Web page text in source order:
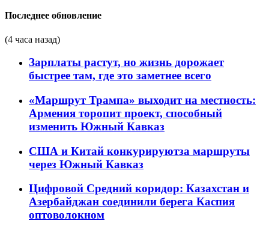
Последнее обновление
(4 часа назад)
Зарплаты растут, но жизнь дорожает
быстрее там, где это заметнее всего
«Маршрут Трампа» выходит на местность:
Армения торопит проект, способный
изменить Южный Кавказ
США и Китай конкурируютза маршруты
через Южный Кавказ
Цифровой Средний коридор: Казахстан и
Азербайджан соединили берега Каспия
оптоволокном